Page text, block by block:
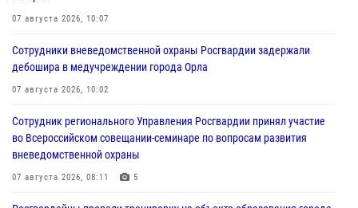
07 августа 2026, 10:07
Сотрудники вневедомственной охраны Росгвардии задержали
дебошира в медучреждении города Орла
07 августа 2026, 10:02
Сотрудник регионального Управления Росгвардии принял участие
во Всероссийском совещании-семинаре по вопросам развития
вневедомственной охраны
07 августа 2026, 08:11 5